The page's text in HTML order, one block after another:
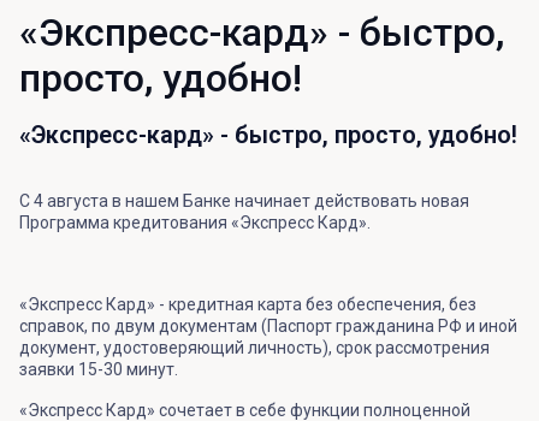
«Экспресс-кард» - быстро,
просто, удобно!
«Экспресс-кард» - быстро, просто, удобно!
С 4 августа в нашем Банке начинает действовать новая
Программа кредитования «Экспресс Кард».
«Экспресс Кард» - кредитная карта без обеспечения, без
справок, по двум документам (Паспорт гражданина РФ и иной
документ, удостоверяющий личность), срок рассмотрения
заявки 15-30 минут.
«Экспресс Кард» сочетает в себе функции полноценной